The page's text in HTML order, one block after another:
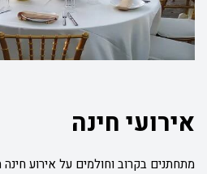
אירועי חינה
מתחתנים בקרוב וחולמים על אירוע